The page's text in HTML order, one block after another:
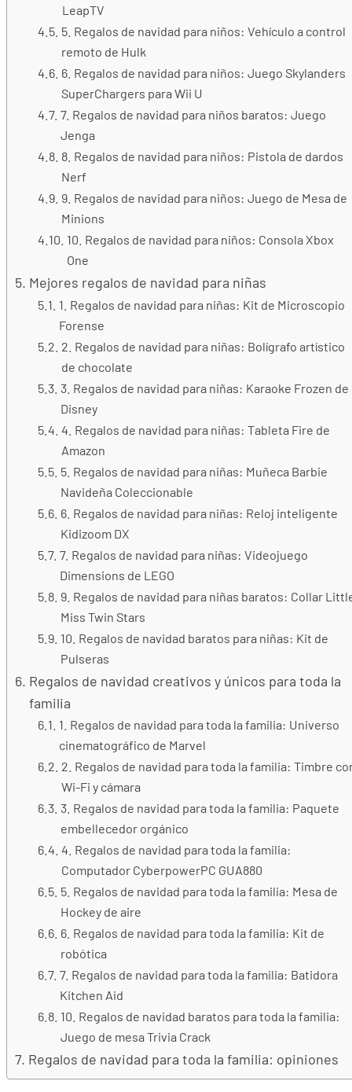
LeapTV
5. Regalos de navidad para niños: Vehículo a control
remoto de Hulk
6. Regalos de navidad para niños: Juego Skylanders
SuperChargers para Wii U
7. Regalos de navidad para niños baratos: Juego
Jenga
8. Regalos de navidad para niños: Pistola de dardos
Nerf
9. Regalos de navidad para niños: Juego de Mesa de
Minions
10. Regalos de navidad para niños: Consola Xbox
One
Mejores regalos de navidad para niñas
1. Regalos de navidad para niñas: Kit de Microscopio
Forense
2. Regalos de navidad para niñas: Bolígrafo artístico
de chocolate
3. Regalos de navidad para niñas: Karaoke Frozen de
Disney
4. Regalos de navidad para niñas: Tableta Fire de
Amazon
5. Regalos de navidad para niñas: Muñeca Barbie
Navideña Coleccionable
6. Regalos de navidad para niñas: Reloj inteligente
Kidizoom DX
7. Regalos de navidad para niñas: Videojuego
Dimensions de LEGO
9. Regalos de navidad para niñas baratos: Collar
Miss Twin Stars
10. Regalos de navidad baratos para niñas: Kit de
Pulseras
Regalos de navidad creativos y únicos para toda la
familia
1. Regalos de navidad para toda la familia: Universo
cinematográfico de Marvel
2. Regalos de navidad para toda la familia: Timbre
Wi-Fi y cámara
3. Regalos de navidad para toda la familia: Paquete
embellecedor orgánico
4. Regalos de navidad para toda la familia:
Computador CyberpowerPC GUA880
5. Regalos de navidad para toda la familia: Mesa de
Hockey de aire
6. Regalos de navidad para toda la familia: ​​Kit de
robótica
7. Regalos de navidad para toda la familia: Batidora
Kitchen Aid
10. Regalos de navidad baratos para toda la familia:
Juego de mesa Trivia Crack
Regalos de navidad para toda la familia: opiniones